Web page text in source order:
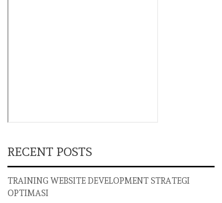
RECENT POSTS
TRAINING WEBSITE DEVELOPMENT STRATEGI
OPTIMASI